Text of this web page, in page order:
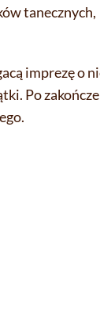
tanecznych,
imprezę o
Po